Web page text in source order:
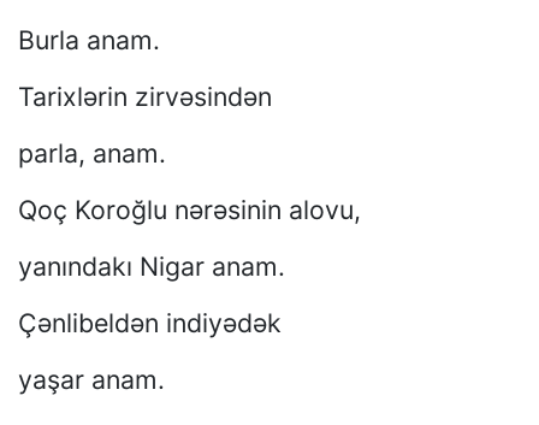
Burla anam.
Tarixlərin zirvəsindən
parla, anam.
Qoç Koroğlu nərəsinin alovu,
yanındakı Nigar anam.
Çənlibeldən indiyədək
yaşar anam.